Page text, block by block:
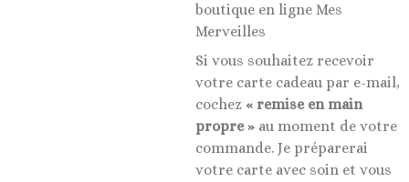
boutique en ligne Mes
Merveilles
Si vous souhaitez recevoir
votre carte cadeau par e-mail,
cochez « remise en main
propre » au moment de votre
commande. Je préparerai
votre carte avec soin et vous